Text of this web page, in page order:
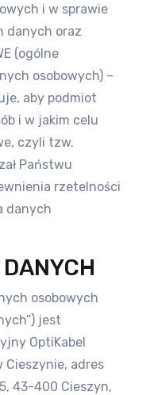
i w sprawie
danych oraz
(ogólne
osobowych) –
aby podmiot
i w jakim celu
czyli tzw.
Państwu
rzetelności
danych
osobowych
jest
OptiKabel
Cieszynie, adres
43-400 Cieszyn,